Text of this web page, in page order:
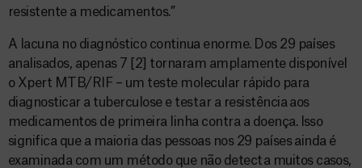
resistente a medicamentos.”
A lacuna no diagnóstico continua enorme. Dos 29 países
analisados, apenas 7 [2] tornaram amplamente disponível
o Xpert MTB/RIF – um teste molecular rápido para
diagnosticar a tuberculose e testar a resistência aos
medicamentos de primeira linha contra a doença. Isso
significa que a maioria das pessoas nos 29 países ainda é
examinada com um método que não detecta muitos casos,